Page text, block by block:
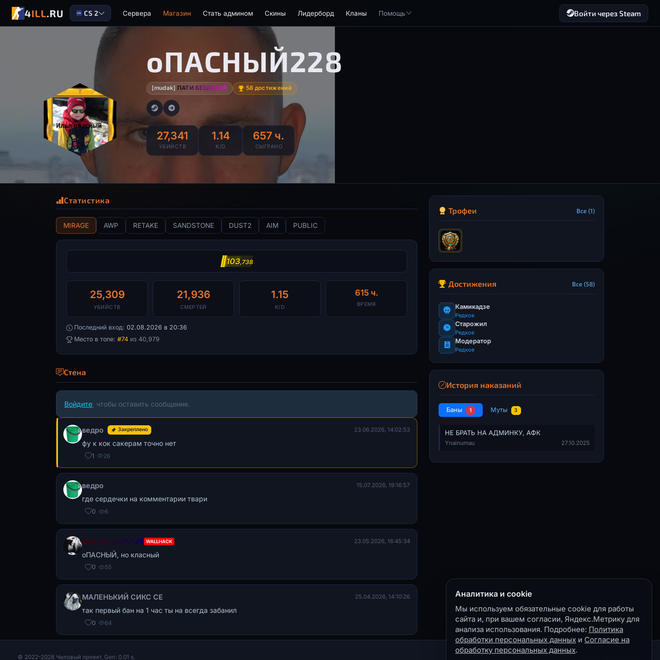
Аналитика и cookie
Мы используем обязательные cookie для работы
сайта и, при вашем согласии, Яндекс.Метрику для
анализа использования. Подробнее: Политика
обработки персональных данных и Согласие на
обработку персональных данных.
4ILL.RU CS 2 Сервера Магазин Стать админом Скины Лидерборд Кланы Помощь Войти через Steam
оПАСНЫЙ228
[mudak] ПАТИ БЕЗДАРЕЙ 58 достижений
27,341
УБИЙСТВ
1.14
K/D
657 ч.
СЫГРАНО
Статистика
MIRAGE AWP RETAKE SANDSTONE DUST2 AIM PUBLIC
103,738
25,309
УБИЙСТВ
21,936
СМЕРТЕЙ
1.15
K/D
615 ч.
ВРЕМЯ
Последний вход: 02.08.2026 в 20:36
Место в топе: #74 из 40,979
Стена
Войдите , чтобы оставить сообщение.
ведро Закреплено 23.06.2026, 14:02:53
фу к кок сакерам точно нет
1 26
ведро 15.07.2026, 19:16:57
где сердечки на комментарии твари
0 6
MℐLFAY_HUℕTℰR WALLHACK 23.05.2026, 16:45:34
оПАСНЫЙ, но класный
0 55
МАЛЕНЬКИЙ СИКС СЕ 25.04.2026, 14:10:26
так первый бан на 1 час ты на всегда забанил
0 64
Трофеи Все (1)
Достижения Все (58)
Камикадзе
Редкое
Старожил
Редкое
Модератор
Редкое
История наказаний
Баны 1 Муты 3
НЕ БРАТЬ НА АДМИНКУ, АФК
Ynainumau 27.10.2025
© 2022-2026 Чиловый проект. Gen: 0.01 s.